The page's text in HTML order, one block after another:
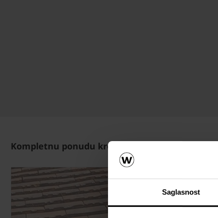
Saglasnost
Kompletnu ponudu krovnih prozora i